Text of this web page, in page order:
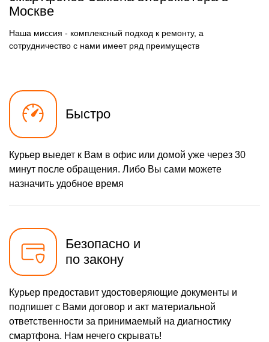
Замена разъёма
наушников (гарнитуры)
490 р
Замена разъема зарядки
(питания)
490 р
Замена разъема SIM
Замена полифонического
динамика
Замена передней камеры
490 р
Заказать
Чистка динамика,
микрофонов от пыли (с
1790 р
Москве
Наша миссия - комплексный подход к ремонту, а
сотрудничество с нами имеет ряд преимуществ
Быстро
Курьер выедет к Вам в офис или домой уже через 30
минут после обращения. Либо Вы сами можете
назначить удобное время
Безопасно и
по закону
Курьер предоставит удостоверяющие документы и
подпишет с Вами договор и акт материальной
ответственности за принимаемый на диагностику
смартфона. Нам нечего скрывать!